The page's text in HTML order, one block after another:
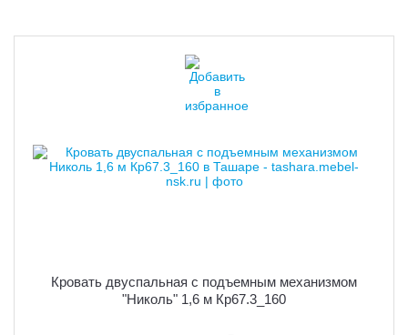
Кровать двуспальная с подъемным механизмом
"Николь" 1,6 м Кр67.3_160